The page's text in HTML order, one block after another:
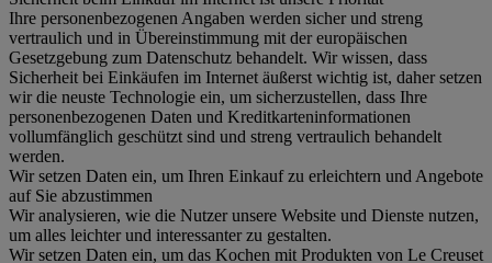
Ihre personenbezogenen Angaben werden sicher und streng
vertraulich und in Übereinstimmung mit der europäischen
Gesetzgebung zum Datenschutz behandelt. Wir wissen, dass
Sicherheit bei Einkäufen im Internet äußerst wichtig ist, daher setzen
wir die neuste Technologie ein, um sicherzustellen, dass Ihre
personenbezogenen Daten und Kreditkarteninformationen
vollumfänglich geschützt sind und streng vertraulich behandelt
werden.
Wir setzen Daten ein, um Ihren Einkauf zu erleichtern und Angebote
auf Sie abzustimmen
Wir analysieren, wie die Nutzer unsere Website und Dienste nutzen,
um alles leichter und interessanter zu gestalten.
Wir setzen Daten ein, um das Kochen mit Produkten von Le Creuset